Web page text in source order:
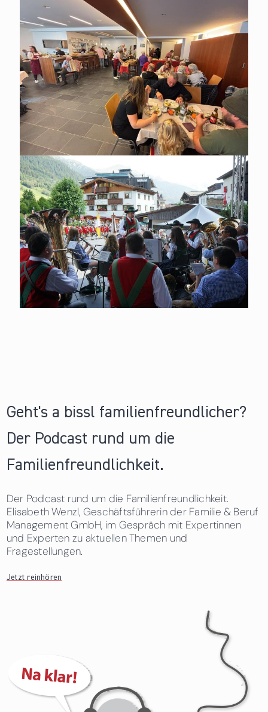
Geht's a bissl familienfreundlicher?
Der Podcast rund um die
Familienfreundlichkeit.
Der Podcast rund um die Familienfreundlichkeit.
Elisabeth Wenzl, Geschäftsführerin der Familie & Beruf
Management GmbH, im Gespräch mit Expertinnen
und Experten zu aktuellen Themen und
Fragestellungen.
Jetzt reinhören